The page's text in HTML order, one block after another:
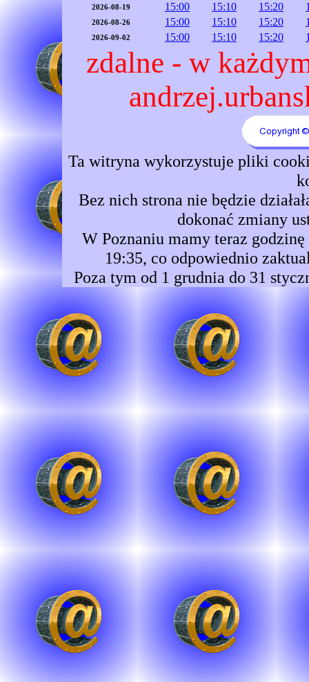
2026-08-19 15:00 15:10 15:20
2026-08-26 15:00 15:10 15:20
2026-09-02 15:00 15:10 15:20
zdalne - w
Ta witryna wykorzystuje pliki
Bez nich strona nie będzie
dokonać zmiany
W Poznaniu mamy teraz
19:35, co odpowiednio
Poza tym od 1 grudnia do 31